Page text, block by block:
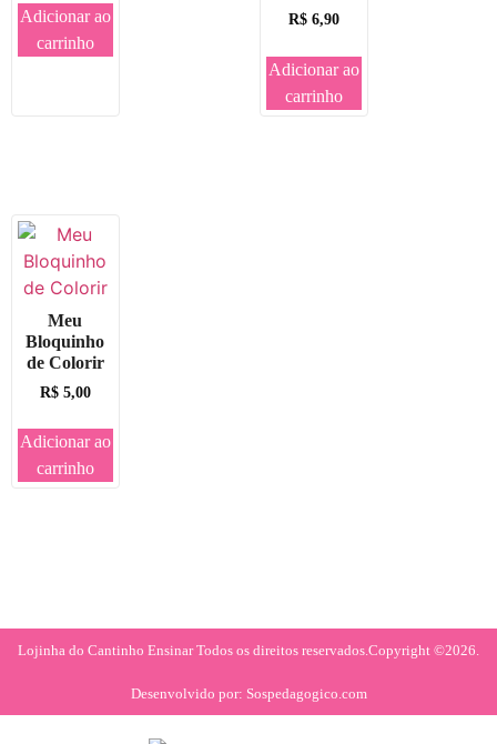
Adicionar ao
carrinho
R$6,90
Adicionar ao
carrinho
Meu
Bloquinho
de Colorir
R$5,00
Adicionar ao
carrinho
Lojinha do Cantinho Ensinar Todos os direitos reservados.Copyright ©2026.
Desenvolvido por: Sospedagogico.com